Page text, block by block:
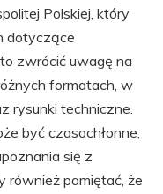
Polskiej, który
dotyczące
zwrócić uwagę na
formatach, w
rysunki techniczne.
być czasochłonne,
się z
również pamiętać, że